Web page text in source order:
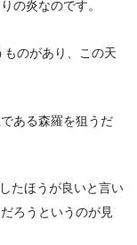
の炎なのです。
ものがあり、この天
ある森羅を狙うだ
たほうが良いと言い
ろうというのが見